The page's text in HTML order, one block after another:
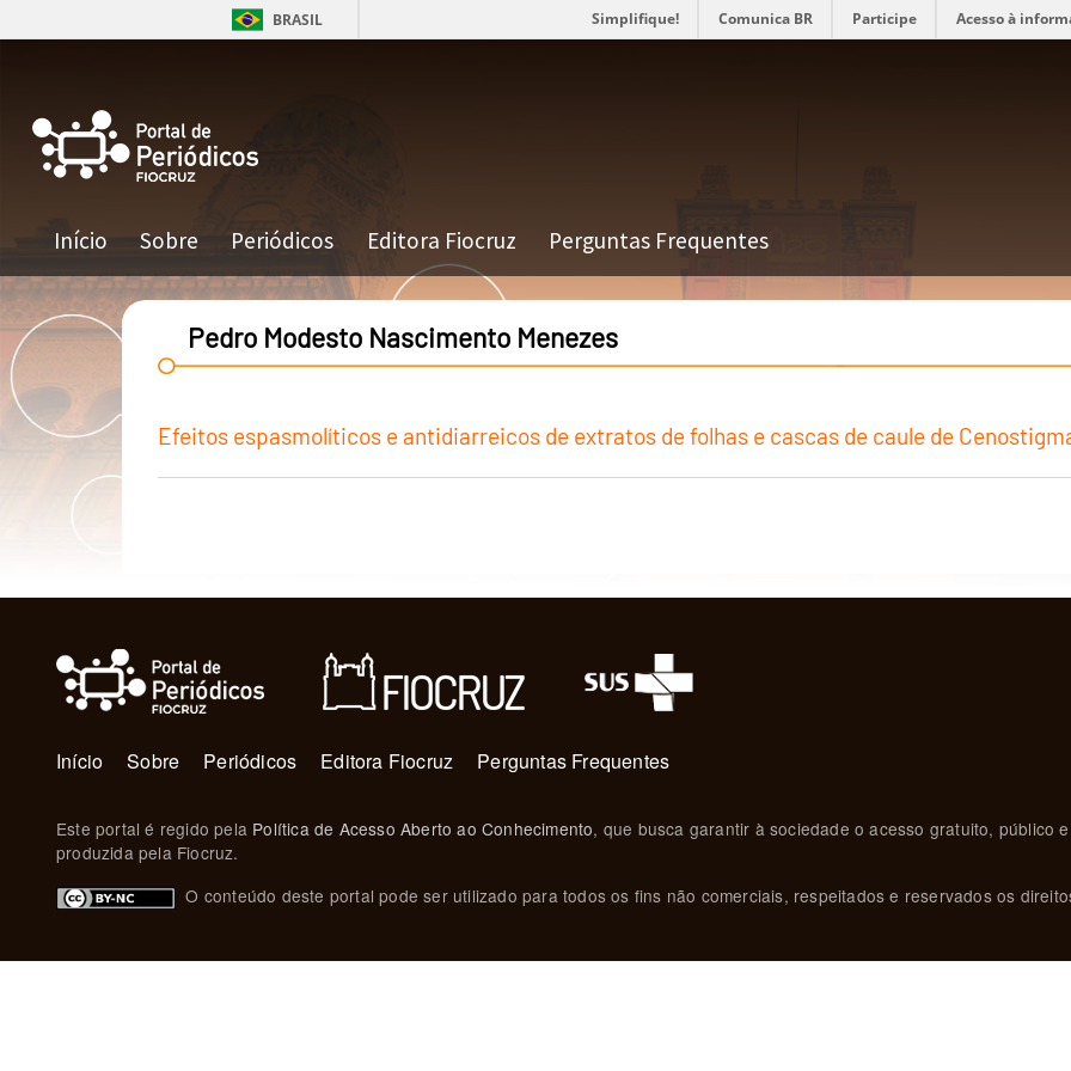
Pular para o conteúdo principal BRASIL Simplifique! Comunica BR Participe Acesso à
Navegação principal
Início Sobre Periódicos Editora Fiocruz Perguntas Frequentes
Pedro Modesto Nascimento Menezes
Efeitos espasmolíticos e antidiarreicos de extratos de folhas e cascas de caule de
Navegação principal
Início Sobre Periódicos Editora Fiocruz Perguntas Frequentes
Este portal é regido pela Política de Acesso Aberto ao Conhecimento, que busca garantir à sociedade o acesso gratuito, público
produzida pela Fiocruz.
O conteúdo deste portal pode ser utilizado para todos os fins não comerciais, respeitados e reservados os